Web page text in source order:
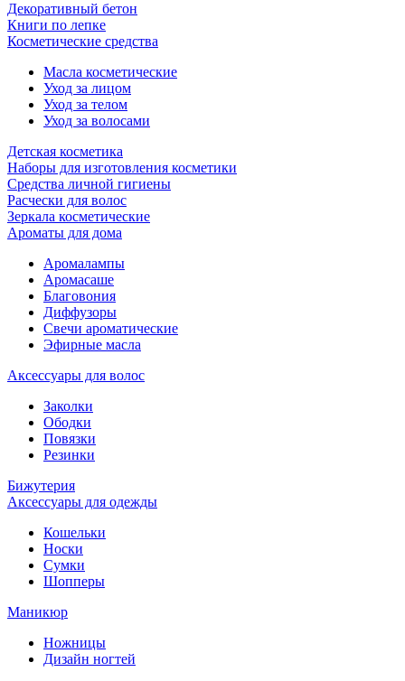
Декоративный бетон
Книги по лепке
Косметические средства
Масла косметические
Уход за лицом
Уход за телом
Уход за волосами
Детская косметика
Наборы для изготовления косметики
Средства личной гигиены
Расчески для волос
Зеркала косметические
Ароматы для дома
Аромалампы
Аромасаше
Благовония
Диффузоры
Свечи ароматические
Эфирные масла
Аксессуары для волос
Заколки
Ободки
Повязки
Резинки
Бижутерия
Аксессуары для одежды
Кошельки
Носки
Сумки
Шопперы
Маникюр
Ножницы
Дизайн ногтей